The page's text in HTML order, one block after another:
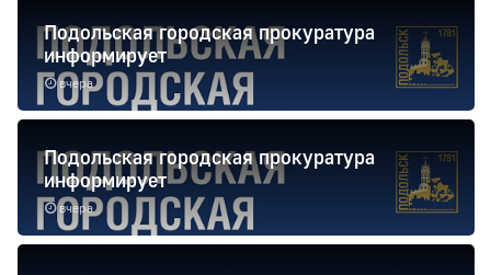
вчера
Подольская городская прокуратура
информирует
вчера
Подольская городская прокуратура
информирует